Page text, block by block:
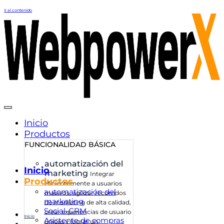
Ir al contenido
Inicio
Productos
FUNCIONALIDAD BÁSICA
automatización del
marketing Integrar
eficientemente a usuarios
masivos, agilizar recorridos
de marketing de alta calidad,
crear experiencias de usuario
únicas y lograr un
Inicio
Productos
automatización del
marketing
Social-CRM
Asistente de compras
Inicio